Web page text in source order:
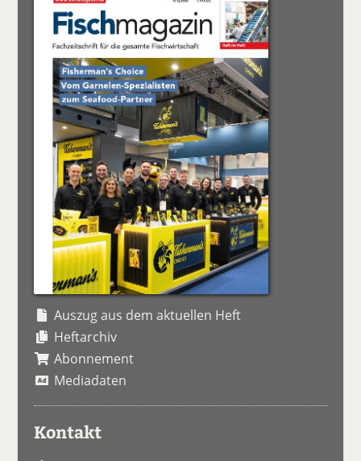
Auszug aus dem aktuellen Heft
Heftarchiv
Abonnement
Mediadaten
Kontakt